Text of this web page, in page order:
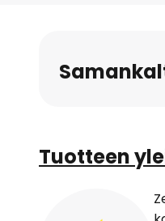
Tuotteen